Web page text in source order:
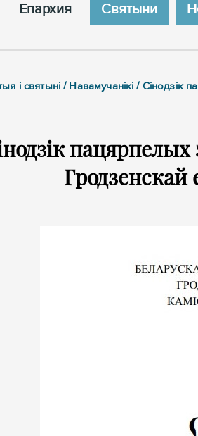
Епархия Cвятыни
і святыні / Навамучанікі /
Гродзенскай